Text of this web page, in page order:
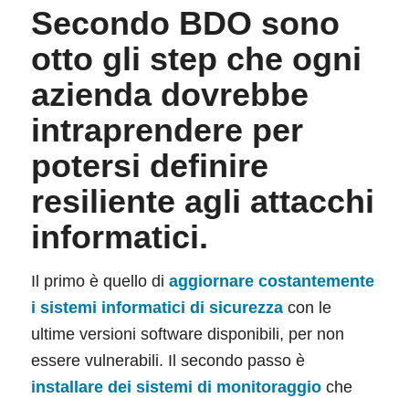
Secondo BDO sono
otto gli step che ogni
azienda dovrebbe
intraprendere per
potersi definire
resiliente agli attacchi
informatici.
Il primo è quello di aggiornare costantemente
i sistemi informatici di sicurezzacon le
ultime versioni software disponibili, per non
essere vulnerabili. Il secondo passo è
installare dei sistemi di monitoraggioche